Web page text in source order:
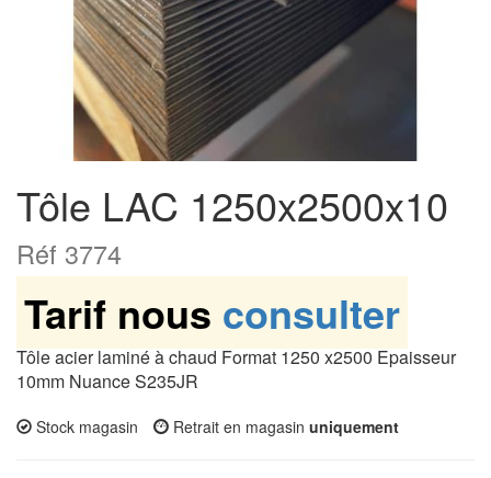
Tôle LAC 1250x2500x10
Réf 3774
Tarif nous consulter
Tôle acier laminé à chaud Format 1250 x2500 Epaisseur
10mm Nuance S235JR
Stock magasin Retrait en magasin uniquement